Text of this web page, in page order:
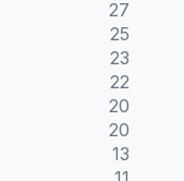
27
25
23
22
20
20
13